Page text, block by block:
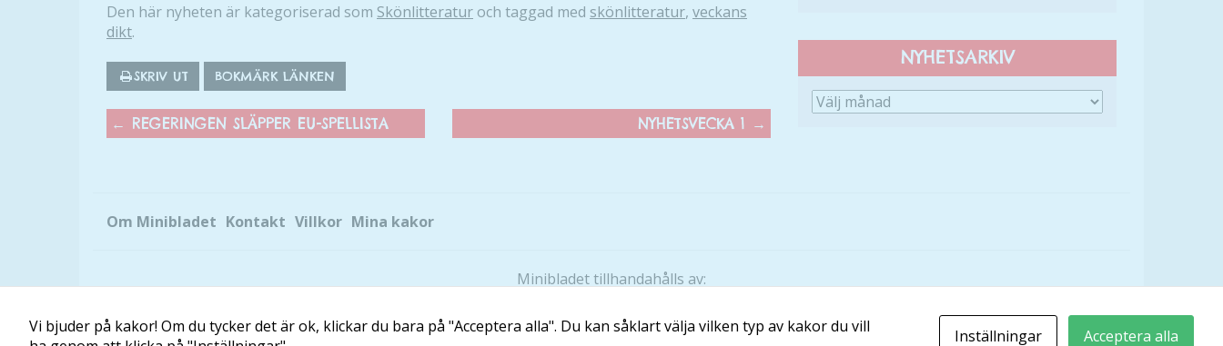
Den här nyheten är kategoriserad som Skönlitteratur och taggad med skönlitteratur, veckans
dikt.
SKRIV UT BOKMÄRK LÄNKEN
← REGERINGEN SLÄPPER EU-SPELLISTA NYHETSVECKA 1 →
NYHETSARKIV
Om Minibladet Kontakt Villkor Mina kakor
Minibladet tillhandahålls av:
Ansvarig utgivare: Maria McShane
Vi bjuder på kakor! Om du tycker det är ok, klickar du bara på "Acceptera alla". Du kan såklart välja vilken typ av kakor du vill
Inställningar Acceptera alla
behövs för
att hemsidan
För att vi ska
förbättra